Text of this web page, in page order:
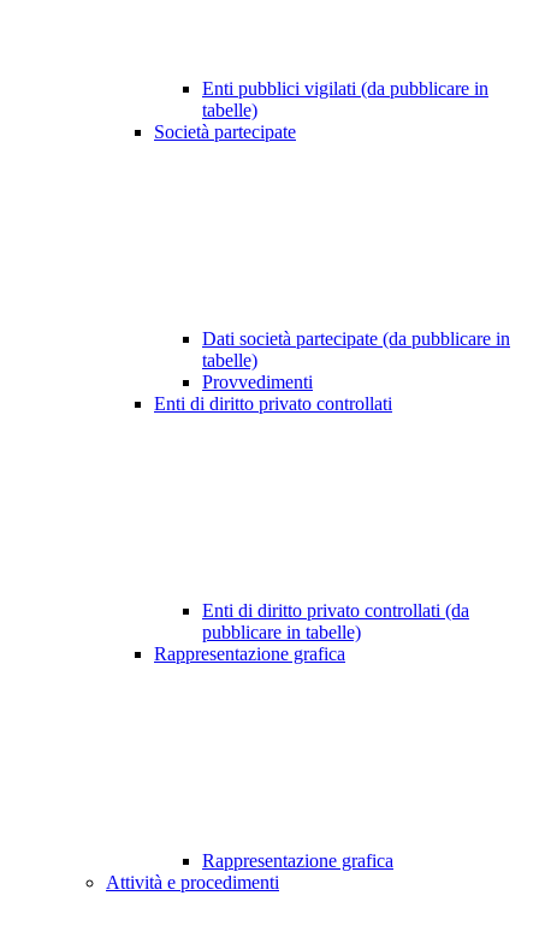
Enti pubblici vigilati (da pubblicare in
tabelle)
Società partecipate
Dati società partecipate (da pubblicare in
tabelle)
Provvedimenti
Enti di diritto privato controllati
Enti di diritto privato controllati (da
pubblicare in tabelle)
Rappresentazione grafica
Rappresentazione grafica
Attività e procedimenti